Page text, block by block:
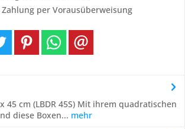
per Vorausüberweisung
45 cm (LBDR 45S) Mit ihrem quadratischen
diese Boxen... mehr